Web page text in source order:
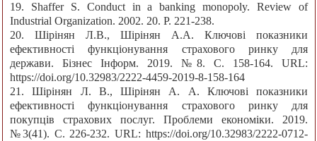
19. Shaffer S. Conduct in a banking monopoly. Review of
Industrial Organization. 2002. 20. Р. 221-238.
20. Шірінян Л.В., Шірінян А.А. Ключові показники
ефективності функціонування страхового ринку для
держави. Бізнес Інформ. 2019. №8. C. 158-164. URL:
https://doi.org/10.32983/2222-4459-2019-8-158-164
21. Шірінян Л. В., Шірінян А. А. Ключові показники
ефективності функціонування страхового ринку для
покупців страхових послуг. Проблеми економіки. 2019.
№3(41). С. 226-232. URL: https://doi.org/10.32983/2222-0712-